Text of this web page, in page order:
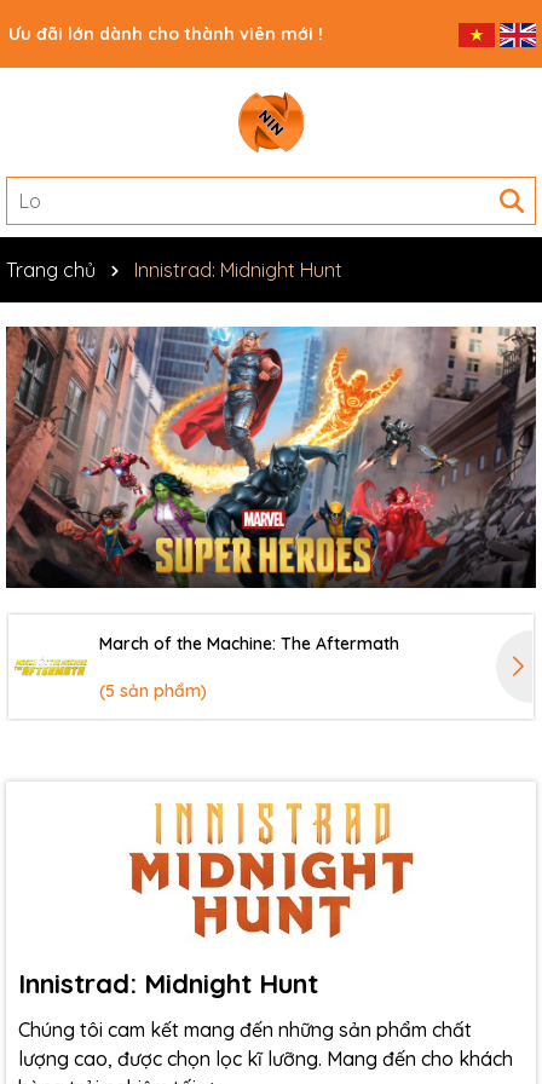
Ưu đãi lớn dành cho thành viên mới !
Trang chủ Innistrad: Midnight Hunt
March of the Machine: The Aftermath
(5 sản phẩm)
Innistrad: Midnight Hunt
Chúng tôi cam kết mang đến những sản phẩm chất
lượng cao, được chọn lọc kĩ lưỡng. Mang đến cho khách